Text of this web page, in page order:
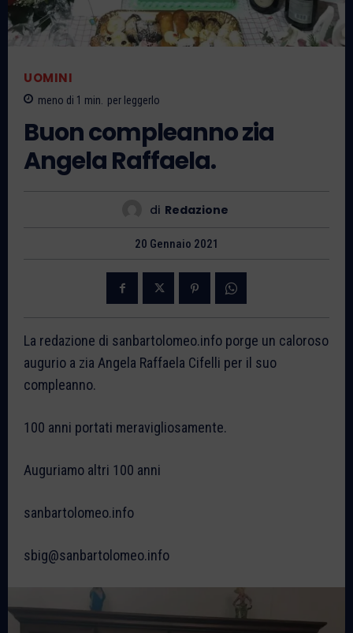
UOMINI
meno di 1 min. per leggerlo
Buon compleanno zia
Angela Raffaela.
di Redazione
20 Gennaio 2021
La redazione di sanbartolomeo.info porge un caloroso
augurio a zia Angela Raffaela Cifelli per il suo
compleanno.
100 anni portati meravigliosamente.
Auguriamo altri 100 anni
sanbartolomeo.info
sbig@sanbartolomeo.info